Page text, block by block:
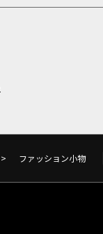
> ファッション小物